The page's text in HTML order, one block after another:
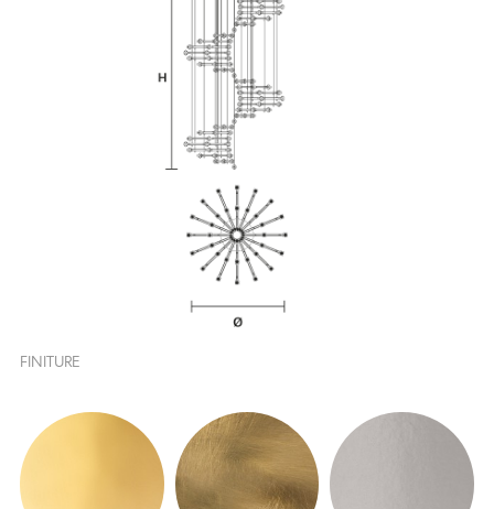
FINITURE